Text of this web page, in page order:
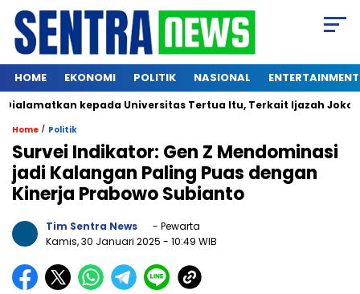
HOME EKONOMI POLITIK NASIONAL ENTERTAINMENT
kepada Universitas Tertua Itu, Terkait Ijazah Jokowi
Home / Politik
Survei Indikator: Gen Z Mendominasi
jadi Kalangan Paling Puas dengan
Kinerja Prabowo Subianto
Tim Sentra News
- Pewarta
Kamis, 30 Januari 2025 - 10:49 WIB